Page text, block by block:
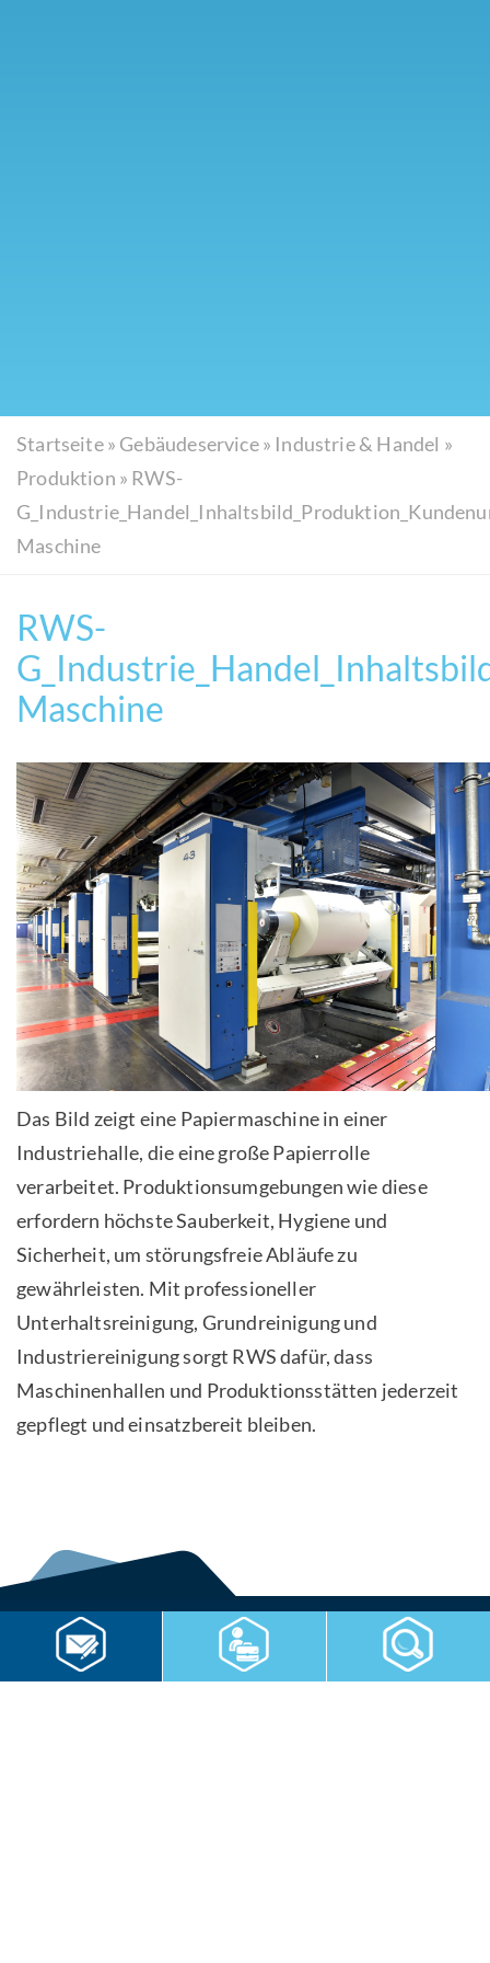
Startseite» Gebäudeservice» Industrie & Handel »
Produktion » RWS-
Maschine
RWS-
Maschine
Das Bild zeigt eine Papiermaschine in einer
Industriehalle, die eine große Papierrolle
verarbeitet. Produktionsumgebungen wie diese
erfordern höchste Sauberkeit, Hygiene und
Sicherheit, um störungsfreie Abläufe zu
gewährleisten. Mit professioneller
Unterhaltsreinigung, Grundreinigung und
Industriereinigung sorgt RWS dafür, dass
Maschinenhallen und Produktionsstätten jederzeit
gepflegt und einsatzbereit bleiben.
Kontaktformular Impressum
Datenschutzeinstellungen
Lieferkettensorgfaltspflichtengesetz